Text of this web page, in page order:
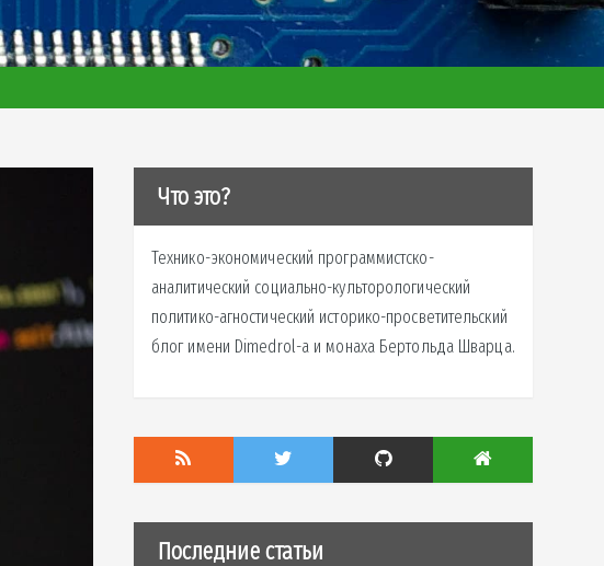
Что это?
Технико-экономический программистско-
аналитический социально-культорологический
политико-агностический историко-просветительский
блог имени Dimedrol-a и монаха Бертольда Шварца.
Последние статьи